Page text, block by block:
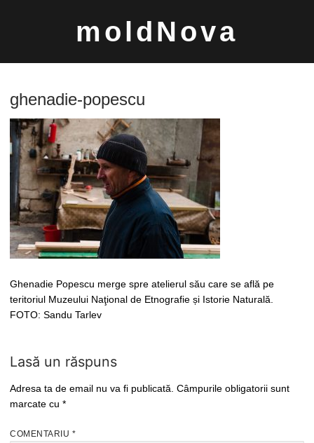
moldNova
Caută
după:
ghenadie-popescu
Ghenadie Popescu merge spre atelierul său care se află pe
teritoriul Muzeului Naţional de Etnografie și Istorie Naturală.
FOTO: Sandu Tarlev
Lasă un răspuns
Adresa ta de email nu va fi publicată. Câmpurile obligatorii sunt
marcate cu *
COMENTARIU *